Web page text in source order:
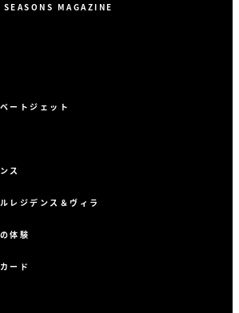
SEASONS MAGAZINE
ートジェット
ス
レジデンス＆ヴィラ
体験
ード